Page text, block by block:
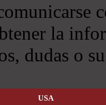
la
dudas o
USA